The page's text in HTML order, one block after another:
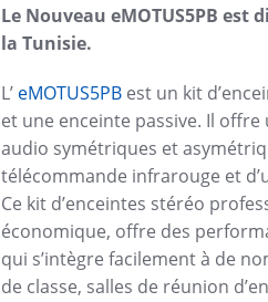
Le Nouveau eMOTUS5PB est
la Tunisie.
L’ eMOTUS5PB est un kit
et une enceinte passive. Il
audio symétriques et
télécommande infrarouge et
Ce kit d’enceintes stéréo
économique, offre des
qui s’intègre facilement à de
de classe, salles de réunion